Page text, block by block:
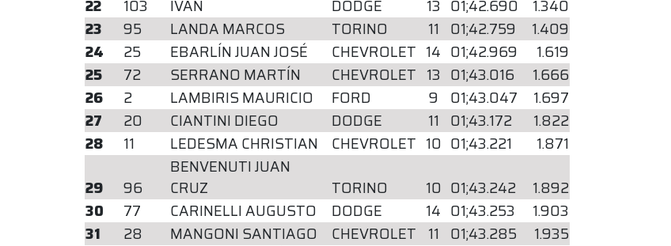
22
103
IVÁN
DODGE 13 01;42.690
1.340
23
95 LANDA MARCOS TORINO 11 01;42.759
1.409
24
25 EBARLÍN JUAN JOSÉ CHEVROLET 14 01;42.969
1.619
25
72 SERRANO MARTÍN CHEVROLET 13 01;43.016
1.666
26
2 LAMBIRIS MAURICIO FORD 9 01;43.047
1.697
27
20 CIANTINI DIEGO DODGE 11 01;43.172
1.822
28
11 LEDESMA CHRISTIAN CHEVROLET 10 01;43.221
1.871
29
96
BENVENUTI JUAN
CRUZ
TORINO 10 01;43.242
1.892
30
77 CARINELLI AUGUSTO DODGE 14 01;43.253
1.903
31
28 MANGONI SANTIAGO CHEVROLET 11 01;43.285
1.935